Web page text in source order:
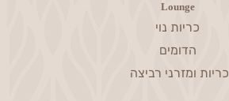
Lounge
כריות נוי
הדומים
כריות ומזרני רביצה